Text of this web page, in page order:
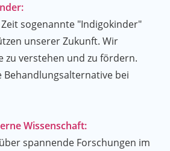
sogenannte "Indigokinder"
unserer Zukunft. Wir
zu verstehen und zu fördern.
Behandlungsalternative bei
Wissenschaft:
spannende Forschungen im